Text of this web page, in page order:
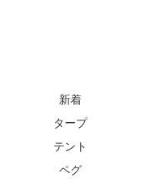
新着
タープ
テント
ペグ